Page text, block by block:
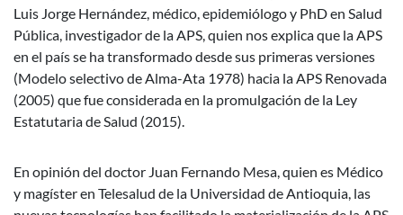
Luis Jorge Hernández, médico, epidemiólogo y PhD en Salud
Pública, investigador de la APS, quien nos explica que la APS
en el país se ha transformado desde sus primeras versiones
(Modelo selectivo de Alma-Ata 1978) hacia la APS Renovada
(2005) que fue considerada en la promulgación de la Ley
Estatutaria de Salud (2015).
En opinión del doctor Juan Fernando Mesa, quien es Médico
y magíster en Telesalud de la Universidad de Antioquia, las